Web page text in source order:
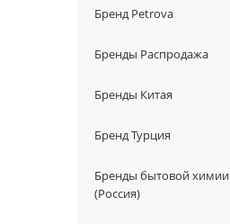
Бренд Petrova
Бренды Распродажа
Бренды Китая
Бренд Турция
Бренды бытовой химии
(Россия)